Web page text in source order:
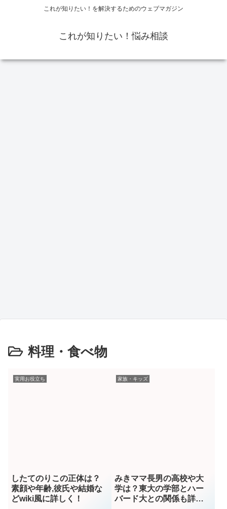
これが知りたい！を解決するためのウェブマガジン
これが知りたい！悩み相談
料理・食べ物
実用お役立ち
したてのりこの正体は？
素顔や年齢,彼氏や結婚な
どwiki風に詳しく！
家族・キッズ
みきママ長男の高校や大
学は？東大の学部とハー
バード大との関係も詳し